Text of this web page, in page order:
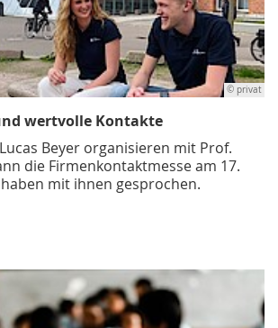
© privat
wertvolle Kontakte
Beyer organisieren mit Prof.
die Firmenkontaktmesse am 17.
mit ihnen gesprochen.